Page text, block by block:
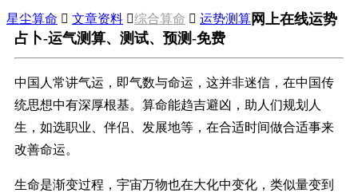
星尘算命  文章资料 综合算命  运势测算网上在线运势
占卜-运气测算、测试、预测-免费
中国人常讲气运，即气数与命运，这并非迷信，在中国传
统思想中有深厚根基。算命能趋吉避凶，助人们规划人
生，如选职业、伴侣、发展地等，在合适时间做合适事来
改善命运。
生命是渐变过程，宇宙万物也在大化中变化，类似量变到